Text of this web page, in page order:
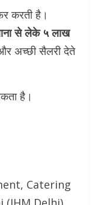
करती है।
से लेके ५ लाख
अच्छी सैलरी देते
है।
Catering